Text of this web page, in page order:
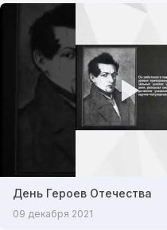
День Героев Отечества
09 декабря 2021